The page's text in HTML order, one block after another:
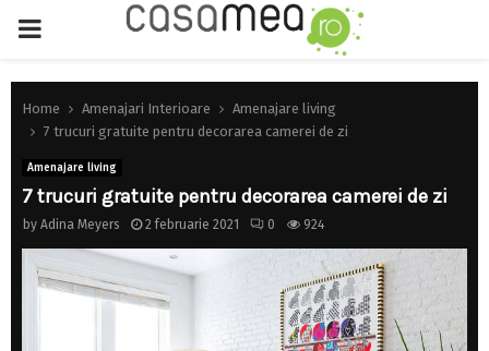
PRIMARY
MENU
Home Amenajari Interioare
Amenajare living
7 trucuri gratuite pentru decorarea camerei de zi
Amenajare living
7 trucuri gratuite pentru decorarea camerei de zi
by Adina Meyers 2 februarie 2021 0 924